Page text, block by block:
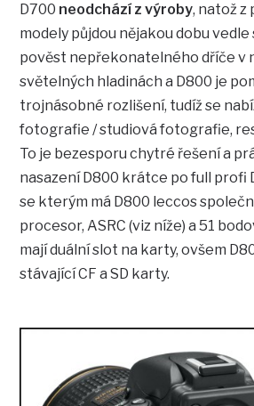
D700 neodchází z výroby, natož z
modely půjdou nějakou dobu vedle
pověst nepřekonatelného dříče v
světelných hladinách a D800 je
trojnásobné rozlišení, tudíž se
fotografie / studiová fotografie,
To je bezesporu chytré řešení a
nasazení D800 krátce po full profi
se kterým má D800 leccos
procesor, ASRC (viz níže) a 51
mají duální slot na karty, ovšem
stávající CF a SD karty.